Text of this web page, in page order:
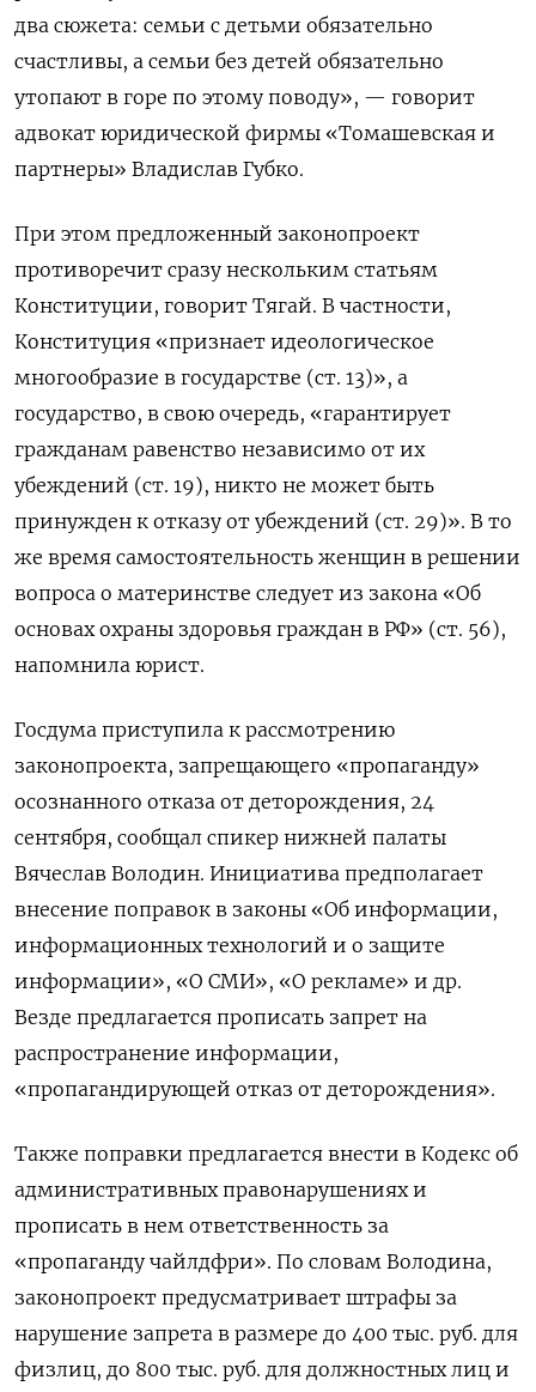
два сюжета: семьи с детьми обязательно
счастливы, а семьи без детей обязательно
утопают в горе по этому поводу», — говорит
адвокат юридической фирмы «Томашевская и
партнеры» Владислав Губко.
При этом предложенный законопроект
противоречит сразу нескольким статьям
Конституции, говорит Тягай. В частности,
Конституция «признает идеологическое
многообразие в государстве (ст. 13)», а
государство, в свою очередь, «гарантирует
гражданам равенство независимо от их
убеждений (ст. 19), никто не может быть
принужден к отказу от убеждений (ст. 29)». В то
же время самостоятельность женщин в решении
вопроса о материнстве следует из закона «Об
основах охраны здоровья граждан в РФ» (ст. 56),
напомнила юрист.
Госдума приступила к рассмотрению
законопроекта, запрещающего «пропаганду»
осознанного отказа от деторождения, 24
сентября, сообщал спикер нижней палаты
Вячеслав Володин. Инициатива предполагает
внесение поправок в законы «Об информации,
информационных технологий и о защите
информации», «О СМИ», «О рекламе» и др.
Везде предлагается прописать запрет на
распространение информации,
«пропагандирующей отказ от деторождения».
Также поправки предлагается внести в Кодекс об
административных правонарушениях и
прописать в нем ответственность за
«пропаганду чайлдфри». По словам Володина,
законопроект предусматривает штрафы за
нарушение запрета в размере до 400 тыс. руб. для
физлиц, до 800 тыс. руб. для должностных лиц и